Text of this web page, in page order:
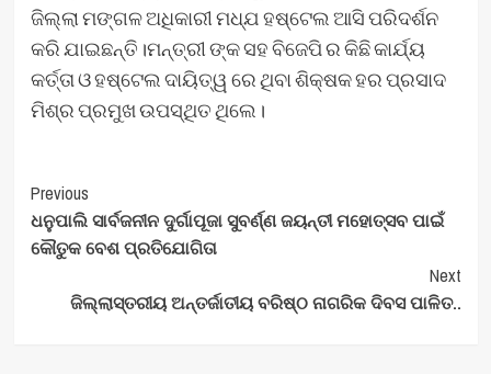
ଜିଲ୍ଲା ମଙ୍ଗଳ ଅଧିକାରୀ ମଧ୍ଯ ହଷ୍ଟେଲ ଆସି ପରିଦର୍ଶନ
କରି ଯାଇଛନ୍ତି।ମନ୍ତ୍ରୀ ଙ୍କ ସହ ବିଜେପି ର କିଛି କାର୍ଯ୍ୟ
କର୍ତ୍ତା ଓ ହଷ୍ଟେଲ ଦାୟିତ୍ୱ ରେ ଥିବା ଶିକ୍ଷକ ହର ପ୍ରସାଦ
ମିଶ୍ର ପ୍ରମୁଖ ଉପସ୍ଥିତ ଥିଲେ।
Post
Navigation
Previous
ଧନୁପାଲି ସାର୍ବଜନୀନ ଦୁର୍ଗାପୂଜା ସୁବର୍ଣ୍ଣ ଜୟନ୍ତୀ ମହୋତ୍ସବ ପାଇଁ
କୌତୁକ ବେଶ ପ୍ରତିଯୋଗିତା
Next
ଜିଲ୍ଲାସ୍ତରୀୟ ଅନ୍ତର୍ଜାତୀୟ ବରିଷ୍ଠ ନାଗରିକ ଦିବସ ପାଳିତ..